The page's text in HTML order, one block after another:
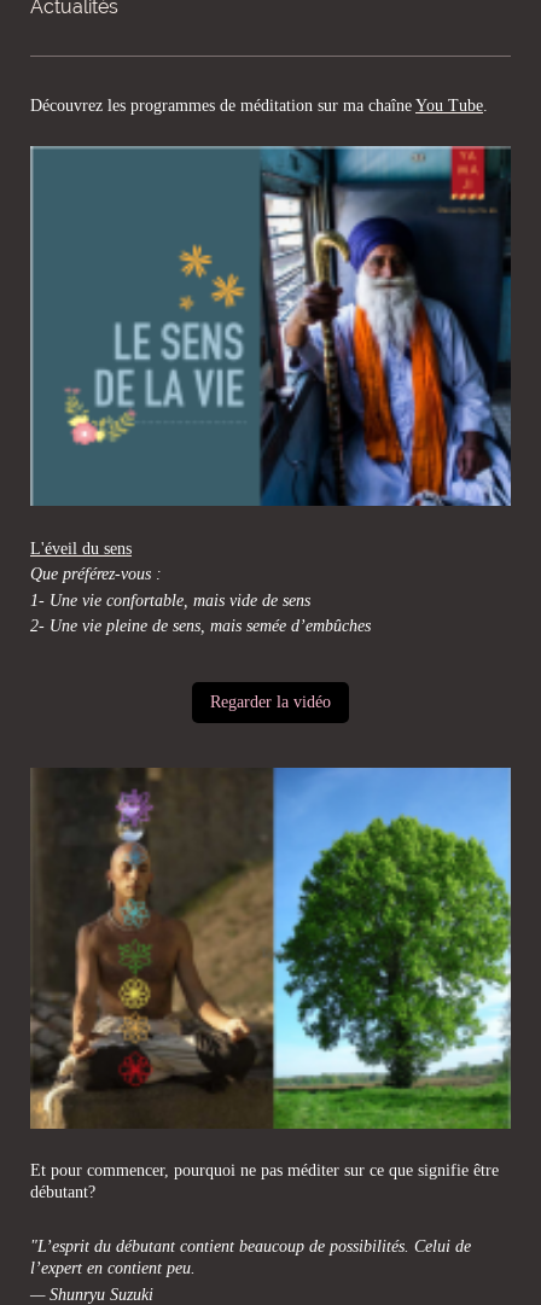
Actualités
Découvrez les programmes de méditation sur ma chaîne You Tube.
L'éveil du sens
Que préférez-vous :
1- Une vie confortable, mais vide de sens
2- Une vie pleine de sens, mais semée d’embûches
Regarder la vidéo
Et pour commencer, pourquoi ne pas méditer sur ce que signifie être
débutant?
"L’esprit du débutant contient beaucoup de possibilités. Celui de
l’expert en contient peu.
— Shunryu Suzuki